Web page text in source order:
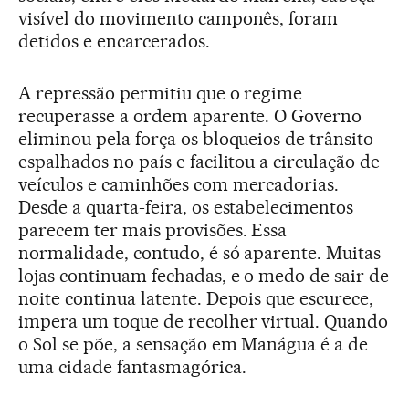
visível do movimento camponês, foram
detidos e encarcerados.
A repressão permitiu que o regime
recuperasse a ordem aparente. O Governo
eliminou pela força os bloqueios de trânsito
espalhados no país e facilitou a circulação de
veículos e caminhões com mercadorias.
Desde a quarta-feira, os estabelecimentos
parecem ter mais provisões. Essa
normalidade, contudo, é só aparente. Muitas
lojas continuam fechadas, e o medo de sair de
noite continua latente. Depois que escurece,
impera um toque de recolher virtual. Quando
o Sol se põe, a sensação em Manágua é a de
uma cidade fantasmagórica.